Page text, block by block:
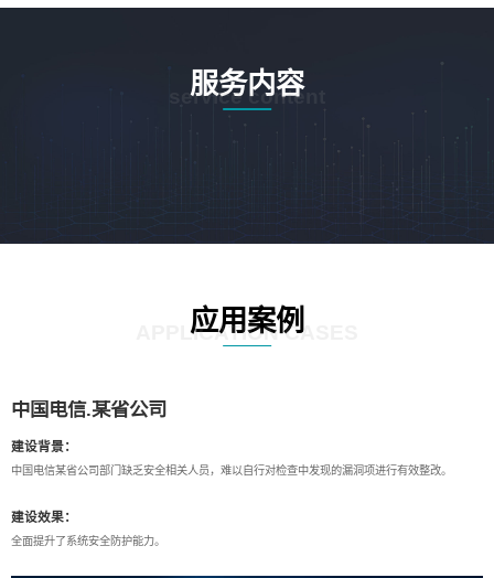
服务内容
service content
应用案例
APPLICATION CASES
中国电信.某省公司
建设背景：
中国电信某省公司部门缺乏安全相关人员，难以自行对检查中发现的漏洞项进行有效整改。
建设效果：
全面提升了系统安全防护能力。